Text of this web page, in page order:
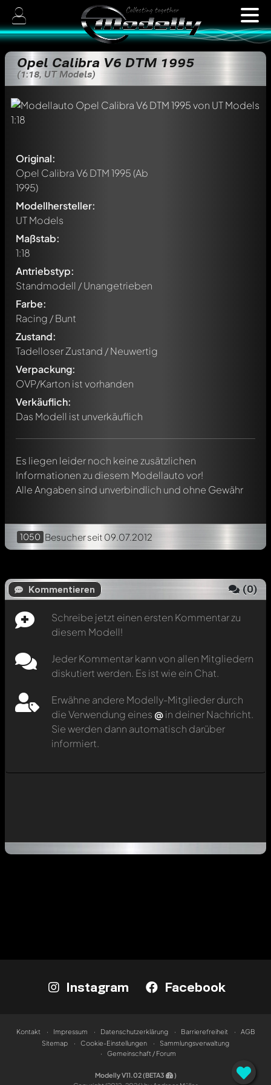
Opel Calibra V6 DTM 1995
(1:18, UT Models)
Original:
Opel Calibra V6 DTM 1995(Ab
1995)
Modellhersteller:
UT Models
Maßstab:
1:18
Antriebstyp:
Standmodell / Unangetrieben
Farbe:
Racing / Bunt
Zustand:
Tadelloser Zustand / Neuwertig
Verpackung:
OVP/Karton ist vorhanden
Verkäuflich:
Das Modell ist unverkäuflich
Es liegen leider noch keine zusätzlichen
Informationen zu diesem Modellauto vor!
Alle Angaben sind unverbindlich und ohne Gewähr
1050 Besucherseit 09.07.2012
Kommentieren (0)
Schreibe jetzt einen ersten Kommentar zu
diesem Modell!
Jeder Kommentar kann von allen Mitgliedern
diskutiert werden. Es ist wie ein Chat.
Erwähne andere Modelly-Mitglieder durch
die Verwendung eines @in deiner Nachricht.
Sie werden dann automatisch darüber
informiert.
Schreibe jetzt einen ersten Kommentar zu diesem Modell!
Jeder Kommentar kann von allen Mitgliedern diskutiert
werden. Es ist wie ein Chat.
Erwähne andere Modelly-Mitglieder durch die
automatisch darüber informiert.
Instagram Facebook
Kontakt Impressum Datenschutzerklärung Barrierefreiheit
AGB
Sitemap
Cookie-Einstellungen
Sammlungsverwaltung
Gemeinschaft / Forum
Modelly V11.02 (BETA3
)